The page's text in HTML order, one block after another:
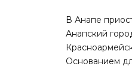
В Анапе
Анапский
Основанием